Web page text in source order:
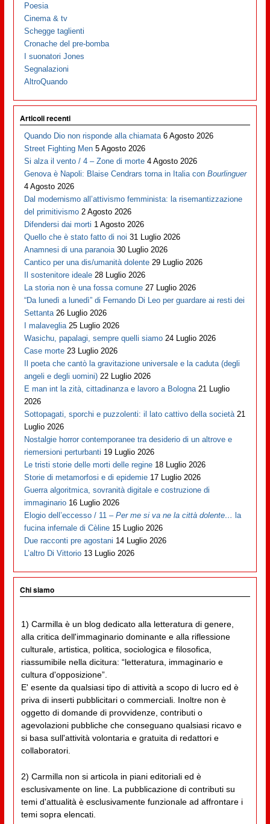
Poesia
Cinema & tv
Schegge taglienti
Cronache del pre-bomba
I suonatori Jones
Segnalazioni
AltroQuando
Articoli recenti
Quando Dio non risponde alla chiamata 6 Agosto 2026
Street Fighting Men 5 Agosto 2026
Si alza il vento / 4 – Zone di morte 4 Agosto 2026
Genova è Napoli: Blaise Cendrars torna in Italia conBourlinguer
4 Agosto 2026
Dal modernismo all’attivismo femminista: la risemantizzazione
del primitivismo 2 Agosto 2026
Difendersi dai morti 1 Agosto 2026
Quello che è stato fatto di noi 31 Luglio 2026
Anamnesi di una paranoia 30 Luglio 2026
Cantico per una dis/umanità dolente 29 Luglio 2026
Il sostenitore ideale 28 Luglio 2026
La storia non è una fossa comune 27 Luglio 2026
“Da lunedì a lunedì” di Fernando Di Leo per guardare ai resti dei
Settanta 26 Luglio 2026
I malaveglia 25 Luglio 2026
Wasichu, papalagi, sempre quelli siamo 24 Luglio 2026
Case morte 23 Luglio 2026
Il poeta che cantò la gravitazione universale e la caduta (degli
angeli e degli uomini) 22 Luglio 2026
E man int la zità, cittadinanza e lavoro a Bologna 21 Luglio
2026
Sottopagati, sporchi e puzzolenti: il lato cattivo della società 21
Luglio 2026
Nostalgie horror contemporanee tra desiderio di un altrove e
riemersioni perturbanti 19 Luglio 2026
Le tristi storie delle morti delle regine 18 Luglio 2026
Storie di metamorfosi e di epidemie 17 Luglio 2026
Guerra algoritmica, sovranità digitale e costruzione di
immaginario 16 Luglio 2026
Elogio dell’eccesso / 11 –Per me si va ne la città dolente… la
fucina infernale di Cèline 15 Luglio 2026
Due racconti pre agostani 14 Luglio 2026
L’altro Di Vittorio 13 Luglio 2026
Chi siamo
1) Carmilla è un blog dedicato alla letteratura di genere,
alla critica dell'immaginario dominante e alla riflessione
culturale, artistica, politica, sociologica e filosofica,
riassumibile nella dicitura: “letteratura, immaginario e
cultura d'opposizione”.
E' esente da qualsiasi tipo di attività a scopo di lucro ed è
priva di inserti pubblicitari o commerciali. Inoltre non è
oggetto di domande di provvidenze, contributi o
agevolazioni pubbliche che conseguano qualsiasi ricavo e
si basa sull'attività volontaria e gratuita di redattori e
collaboratori.
2) Carmilla non si articola in piani editoriali ed è
esclusivamente on line. La pubblicazione di contributi su
temi d'attualità è esclusivamente funzionale ad affrontare i
temi sopra elencati.